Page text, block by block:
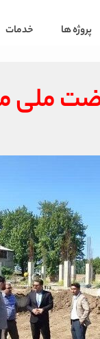
پروژه ها خدمات